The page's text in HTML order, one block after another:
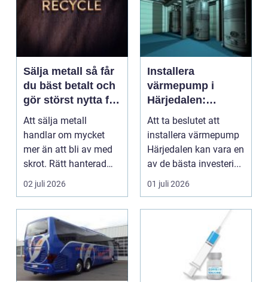
Sälja metall så får
du bäst betalt och
gör störst nytta för
miljön
Att sälja metall
handlar om mycket
mer än att bli av med
skrot. Rätt hanterad
metall blir en värdefu...
02 juli 2026
Installera
värmepump i
Härjedalen:
effektiv och
hållbar
uppvärmning
Att ta beslutet att
installera värmepump
Härjedalen kan vara en
av de bästa investeri...
01 juli 2026